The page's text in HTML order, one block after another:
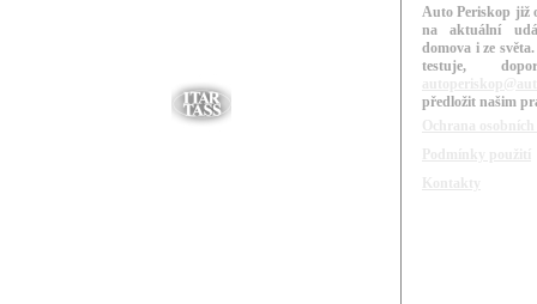
Auto Periskop již
na aktuální
domova i ze
testuje,
předložit našim